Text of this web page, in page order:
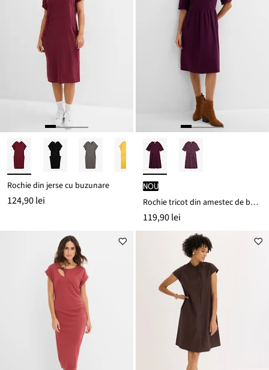
Rochie din jerse cu buzunare
124,90 lei
nou
Rochie tricot din amestec de bumbac și elastan
119,90 lei